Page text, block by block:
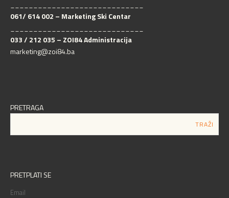
061/ 614 002 – Marketing Ski Centar
033 / 212 035 – ZOI84 Administracija
marketing@zoi84.ba
PRETRAGA
PRETPLATI SE
Email